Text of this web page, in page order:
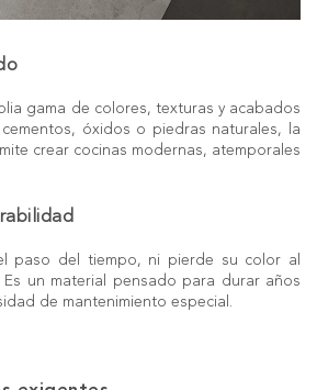
gama de colores, texturas y acabados
óxidos o piedras naturales, la
crear cocinas modernas, atemporales
paso del tiempo, ni pierde su color al
un material pensado para durar años
de mantenimiento especial.